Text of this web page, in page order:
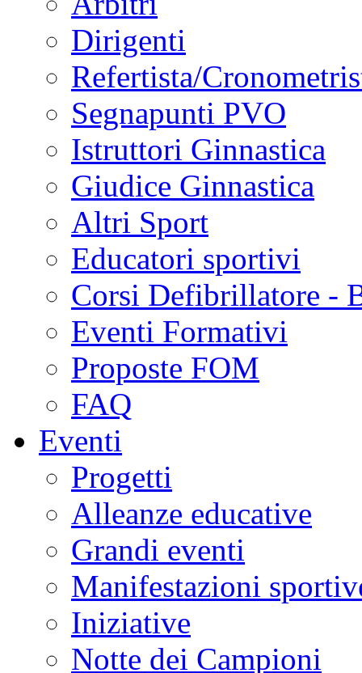
Dirigenti
Refertista/
Segnapunti PVO
Istruttori Ginnastica
Giudice Ginnastica
Altri Sport
Educatori sportivi
Corsi Defibrillatore -
Eventi Formativi
Proposte FOM
FAQ
Eventi
Progetti
Alleanze educative
Grandi eventi
Manifestazioni
Iniziative
Notte dei Campioni